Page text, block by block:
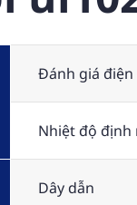
Đánh giá điện
Nhiệt độ định
Dây dẫn